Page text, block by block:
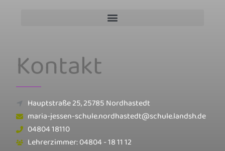
Kontakt
Hauptstraße 25, 25785 Nordhastedt
maria-jessen-schule.nordhastedt@schule.landsh.de
04804 18110
Lehrerzimmer: 04804 - 18 11 12